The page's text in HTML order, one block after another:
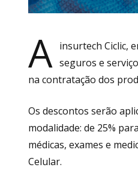
A insurtech Ciclic,
seguros e
na contratação dos
Os descontos serão
modalidade: de 25%
médicas, exames e
Celular.